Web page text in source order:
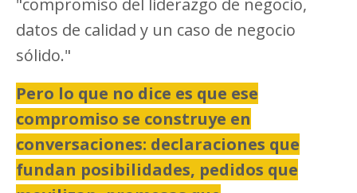
"compromiso del liderazgo de negocio,
datos de calidad y un caso de negocio
sólido."
Pero lo que no dice es que ese
compromiso se construye en
conversaciones: declaraciones que
fundan posibilidades, pedidos que